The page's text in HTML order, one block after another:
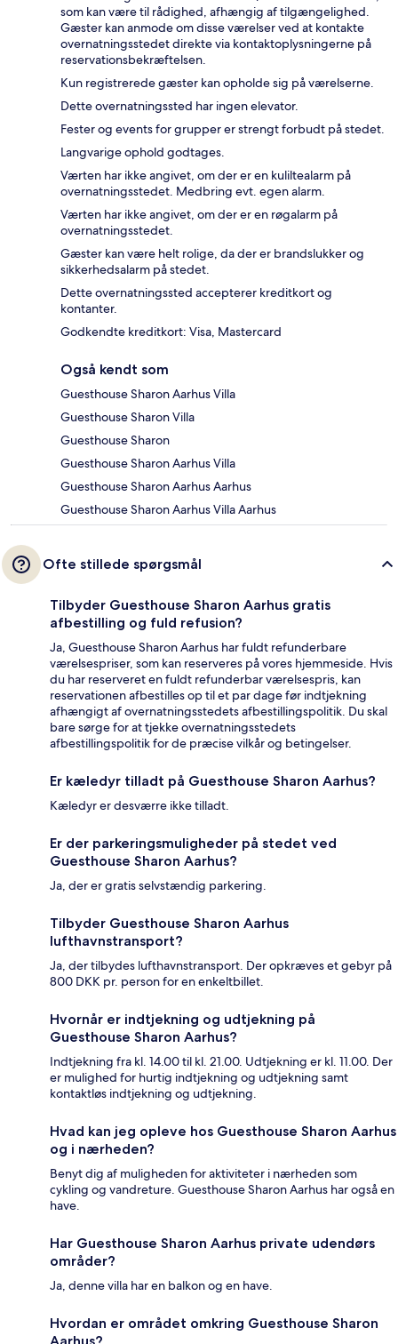
som kan være til rådighed, afhængig af tilgængelighed.
Gæster kan anmode om disse værelser ved at kontakte
overnatningsstedet direkte via kontaktoplysningerne på
reservationsbekræftelsen.
Kun registrerede gæster kan opholde sig på værelserne.
Dette overnatningssted har ingen elevator.
Fester og events for grupper er strengt forbudt på stedet.
Langvarige ophold godtages.
Værten har ikke angivet, om der er en kuliltealarm på
overnatningsstedet. Medbring evt. egen alarm.
Værten har ikke angivet, om der er en røgalarm på
overnatningsstedet.
Gæster kan være helt rolige, da der er brandslukker og
sikkerhedsalarm på stedet.
Dette overnatningssted accepterer kreditkort og
kontanter.
Godkendte kreditkort: Visa, Mastercard
Også kendt som
Guesthouse Sharon Aarhus Villa
Guesthouse Sharon Villa
Guesthouse Sharon
Guesthouse Sharon Aarhus Villa
Guesthouse Sharon Aarhus Aarhus
Guesthouse Sharon Aarhus Villa Aarhus
Ofte stillede spørgsmål
Tilbyder Guesthouse Sharon Aarhus gratis
afbestilling og fuld refusion?
Ja, Guesthouse Sharon Aarhus har fuldt refunderbare
værelsespriser, som kan reserveres på vores hjemmeside. Hvis
du har reserveret en fuldt refunderbar værelsespris, kan
reservationen afbestilles op til et par dage før indtjekning
afhængigt af overnatningsstedets afbestillingspolitik. Du skal
bare sørge for at tjekke overnatningsstedets
afbestillingspolitik for de præcise vilkår og betingelser.
Er kæledyr tilladt på Guesthouse Sharon Aarhus?
Kæledyr er desværre ikke tilladt.
Er der parkeringsmuligheder på stedet ved
Guesthouse Sharon Aarhus?
Ja, der er gratis selvstændig parkering.
Tilbyder Guesthouse Sharon Aarhus
lufthavnstransport?
Ja, der tilbydes lufthavnstransport. Der opkræves et gebyr på
800 DKK pr. person for en enkeltbillet.
Hvornår er indtjekning og udtjekning på
Guesthouse Sharon Aarhus?
Indtjekning fra kl. 14.00 til kl. 21.00. Udtjekning er kl. 11.00. Der
er mulighed for hurtig indtjekning og udtjekning samt
kontaktløs indtjekning og udtjekning.
Hvad kan jeg opleve hos Guesthouse Sharon Aarhus
og i nærheden?
Benyt dig af muligheden for aktiviteter i nærheden som
cykling og vandreture. Guesthouse Sharon Aarhus har også en
have.
Har Guesthouse Sharon Aarhus private udendørs
områder?
Ja, denne villa har en balkon og en have.
Hvordan er området omkring Guesthouse Sharon